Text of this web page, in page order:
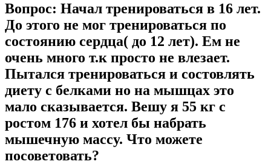
Коэнзим Q10
Лецитин
Пищеварение
Сердце и Сосуды
Щитовидная железа
Омега жиры
Вопрос: Начал тренироваться в 16 лет.
До этого не мог тренироваться по
состоянию сердца( до 12 лет). Ем не
очень много т.к просто не влезает.
Пытался тренироваться и состовлять
диету с белками но на мышцах это
мало сказывается. Вешу я 55 кг с
ростом 176 и хотел бы набрать
мышечную массу. Что можете
посоветовать?